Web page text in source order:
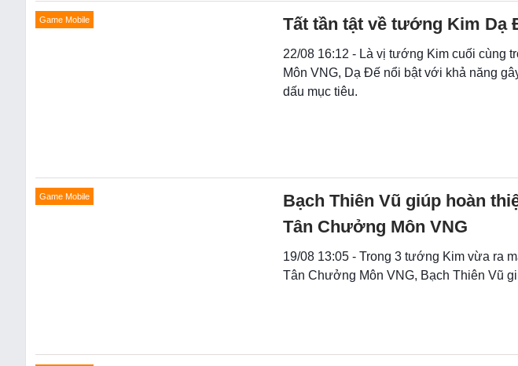
Game Mobile Tất tần tật về tướng Kim Dạ
22/08 16:12 - Là vị tướng Kim cuối cùng
Môn VNG, Dạ Đế nổi bật với khả năng
dấu mục tiêu.
Game Mobile
Bạch Thiên Vũ giúp hoàn
Tân Chưởng Môn VNG
19/08 13:05 - Trong 3 tướng Kim vừa ra
Tân Chưởng Môn VNG, Bạch Thiên Vũ